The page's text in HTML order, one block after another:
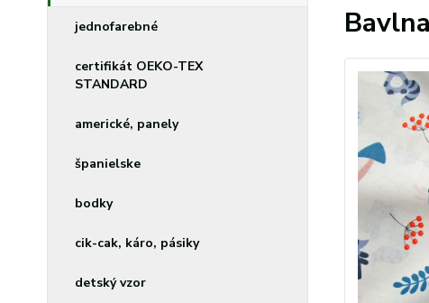
jednofarebné
certifikát OEKO-TEX
STANDARD
americké, panely
španielske
bodky
cik-cak, káro, pásiky
detský vzor